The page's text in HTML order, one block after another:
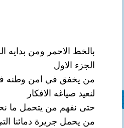
بالخط الاحمر ومن بدايه
الجزء الاول
من يخفق في امن وطنه
لنعيد صياغه الافكار
حتى نفهم من يتحمل ما
من يحمل جريرة دمائنا